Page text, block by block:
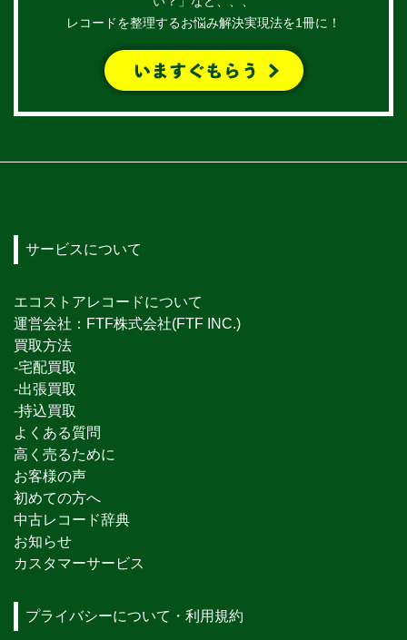
レコードを整理するお悩み解決実現法を1冊に！
サービスについて
エコストアレコードについて
運営会社：FTF株式会社(FTF INC.)
買取方法
-宅配買取
-出張買取
-持込買取
よくある質問
高く売るために
お客様の声
初めての方へ
中古レコード辞典
お知らせ
カスタマーサービス
プライバシーについて・利用規約